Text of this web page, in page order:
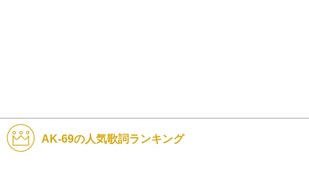
AK-69の人気歌詞ランキング